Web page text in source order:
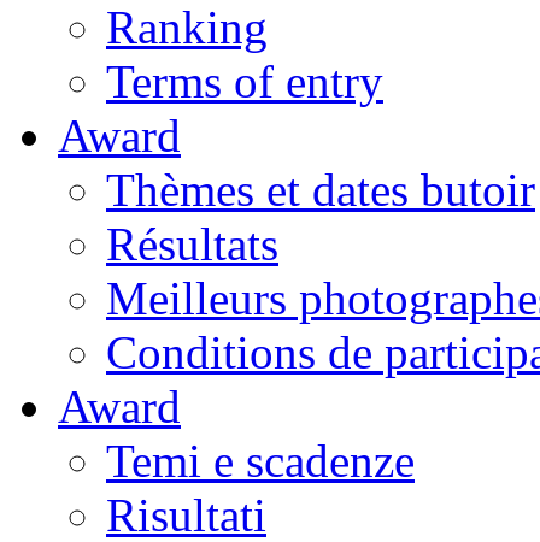
Ranking
Terms of entry
Award
Thèmes et dates butoir
Résultats
Meilleurs
Conditions de
Award
Temi e scadenze
Risultati